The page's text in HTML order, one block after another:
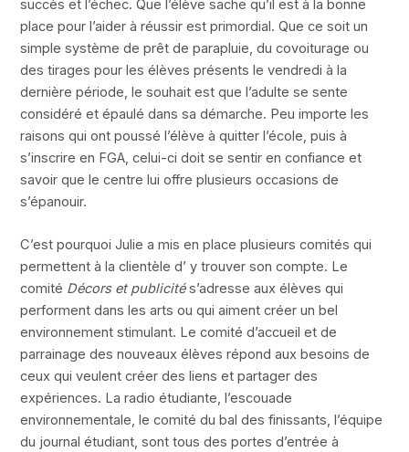
succès et l’échec. Que l’élève sache qu’il est à la bonne
place pour l’aider à réussir est primordial. Que ce soit un
simple système de prêt de parapluie, du covoiturage ou
des tirages pour les élèves présents le vendredi à la
dernière période, le souhait est que l’adulte se sente
considéré et épaulé dans sa démarche. Peu importe les
raisons qui ont poussé l’élève à quitter l’école, puis à
s’inscrire en FGA, celui-ci doit se sentir en confiance et
savoir que le centre lui offre plusieurs occasions de
s’épanouir.
C’est pourquoi Julie a mis en place plusieurs comités qui
permettent à la clientèle d’ y trouver son compte. Le
comité Décors et publicités’adresse aux élèves qui
performent dans les arts ou qui aiment créer un bel
environnement stimulant. Le comité d’accueil et de
parrainage des nouveaux élèves répond aux besoins de
ceux qui veulent créer des liens et partager des
expériences. La radio étudiante, l’escouade
environnementale, le comité du bal des finissants, l’équipe
du journal étudiant, sont tous des portes d’entrée à